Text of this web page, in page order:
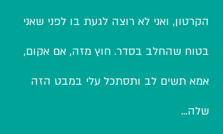
הקרטון, ואני לא רוצה לגעת בו לפני שאני
בטוח שהחלב בסדר. חוץ מזה, אם אקום,
אמא תשים לב ותסתכל עלי במבט הזה
שלה...